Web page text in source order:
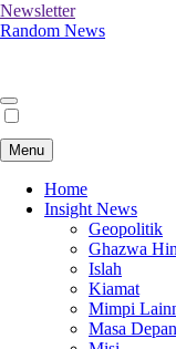
Newsletter
Random News
Menu
Home
Insight News
Geopolitik
Ghazwa
Islah
Kiamat
Mimpi
Masa